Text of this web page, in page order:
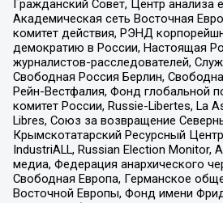
Гражданский Совет, Центр анализа
Академическая сеть Восточная
комитет действия, РЭНД
демократию в России, Настоящая
журналистов-расследователей,
Свободная Россия Берлин,
Рейн-Вестфалия, Фонд глобальной
комитет России, Russie-Libertes, La
Libres, Союз за возвращение
Крымскотатарский Ресурсный
IndustriALL, Russian Election Monitor,
медиа, Федерация анархического
Свободная Европа, Германское
Восточной Европы, Фонд имени